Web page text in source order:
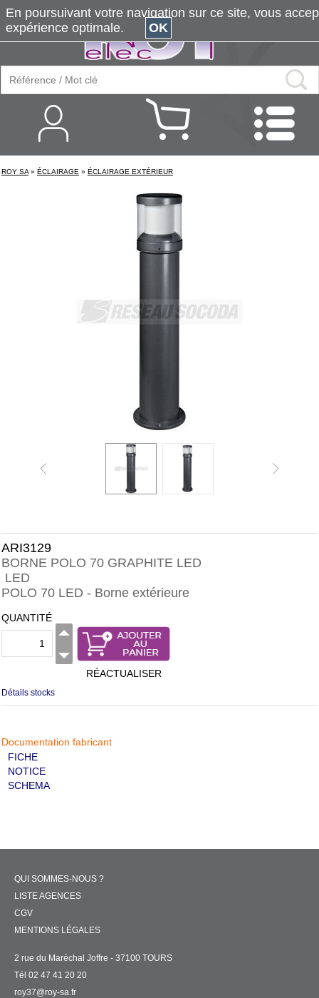
ROY SA » ÉCLAIRAGE » ÉCLAIRAGE EXTÉRIEUR
ARI3129
BORNE POLO 70 GRAPHITE LED
LED
POLO 70 LED - Borne extérieure
QUANTITÉ
RÉACTUALISER
Détails stocks
Documentation fabricant
FICHE
NOTICE
SCHEMA
QUI SOMMES-NOUS ?
LISTE AGENCES
CGV
MENTIONS LÉGALES
2 rue du Maréchal Joffre - 37100 TOURS
Tél 02 47 41 20 20
roy37@roy-sa.fr
En poursuivant votre navigation sur ce site, vous
expérience optimale.
OK